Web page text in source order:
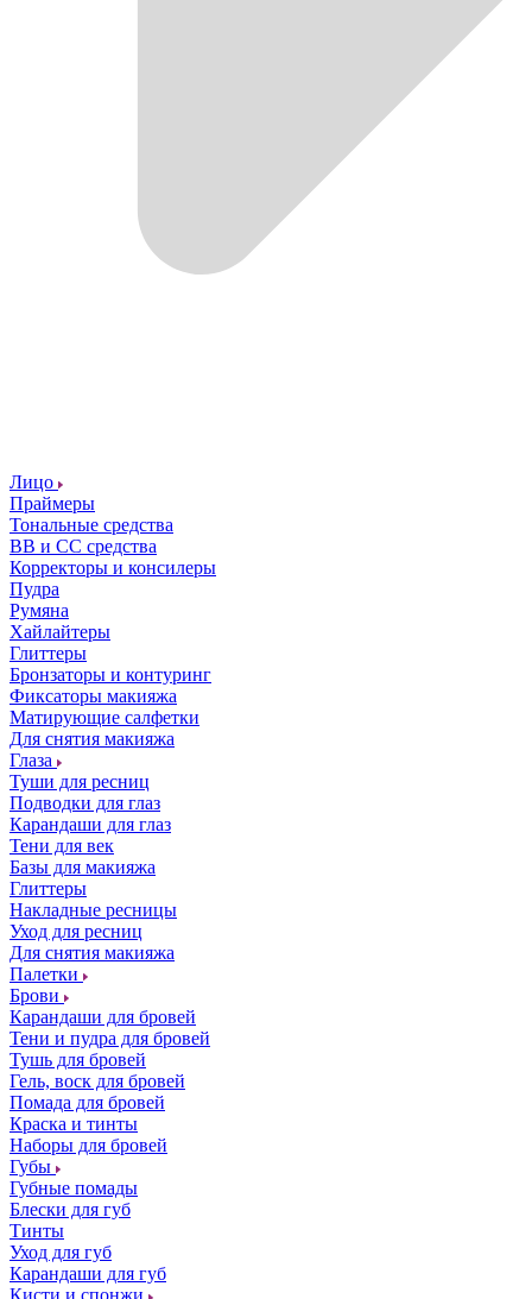
Лицо
Праймеры
Тональные средства
ВВ и СС средства
Корректоры и консилеры
Пудра
Румяна
Хайлайтеры
Глиттеры
Бронзаторы и контуринг
Фиксаторы макияжа
Матирующие салфетки
Для снятия макияжа
Глаза
Туши для ресниц
Подводки для глаз
Карандаши для глаз
Тени для век
Базы для макияжа
Глиттеры
Накладные ресницы
Уход для ресниц
Для снятия макияжа
Палетки
Брови
Карандаши для бровей
Тени и пудра для бровей
Тушь для бровей
Гель, воск для бровей
Помада для бровей
Краска и тинты
Наборы для бровей
Губы
Губные помады
Блески для губ
Тинты
Уход для губ
Карандаши для губ